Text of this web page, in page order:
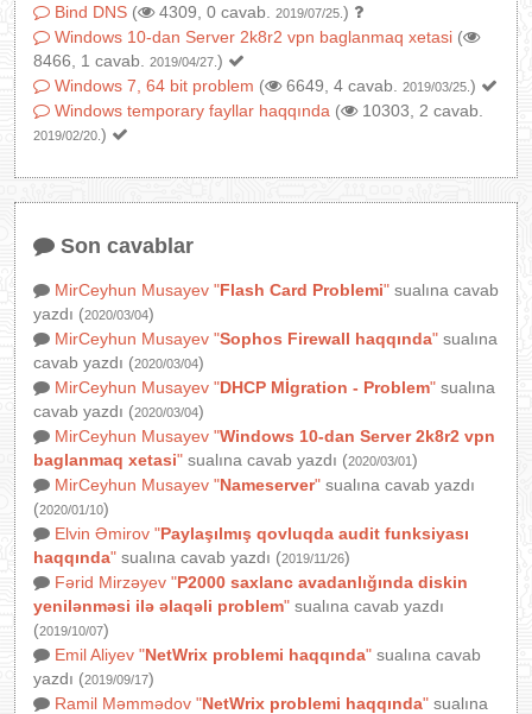
Bind DNS ( 4309, 0 cavab. 2019/07/25. )
Windows 10-dan Server 2k8r2 vpn baglanmaq xetasi (
8466, 1 cavab.
2019/04/27. )
Windows 7, 64 bit problem ( 6649, 4 cavab. 2019/03/25. )
Windows temporary fayllar haqqında ( 10303, 2 cavab.
2019/02/20. )
Son cavablar
MirCeyhun Musayev "Flash Card Problemi" sualına cavab
yazdı (2020/03/04)
MirCeyhun Musayev "Sophos Firewall haqqında" sualına
cavab yazdı (2020/03/04)
MirCeyhun Musayev "DHCP Mİgration - Problem" sualına
cavab yazdı (2020/03/04)
MirCeyhun Musayev "Windows 10-dan Server 2k8r2 vpn
baglanmaq xetasi" sualına cavab yazdı (2020/03/01)
MirCeyhun Musayev "Nameserver" sualına cavab yazdı
(2020/01/10)
Elvin Əmirov "Paylaşılmış qovluqda audit funksiyası
haqqında" sualına cavab yazdı (2019/11/26)
Fərid Mirzəyev "P2000 saxlanc avadanlığında diskin
yenilənməsi ilə əlaqəli problem" sualına cavab yazdı
(2019/10/07)
Emil Aliyev "NetWrix problemi haqqında" sualına cavab
yazdı (2019/09/17)
Ramil Məmmədov "NetWrix problemi haqqında" sualına